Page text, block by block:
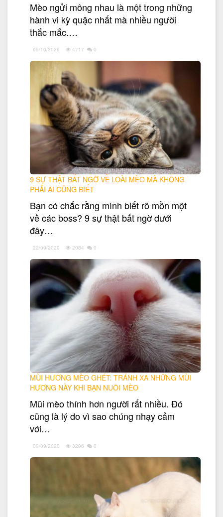
Mèo ngửi mông nhau là một trong những
hành vi kỳ quặc nhất mà nhiều người
thắc mắc.…
05/10/2020 4717 0
9 SỰ THẬT BẤT NGỜ VỀ LOÀI MÈO MÀ KHÔNG
PHẢI AI CŨNG BIẾT
Bạn có chắc rằng mình biết rõ mồn một
về các boss? 9 sự thật bất ngờ dưới
đây…
22/09/2020 2084 0
MÙI HƯƠNG MÈO GHÉT: TRÁNH XA NHỮNG MÙI
HƯƠNG NÀY KHI BẠN NUÔI MÈO
Mũi mèo thính hơn người rất nhiều. Đó
cũng là lý do vì sao chúng nhạy cảm
với…
09/09/2020 3296 0